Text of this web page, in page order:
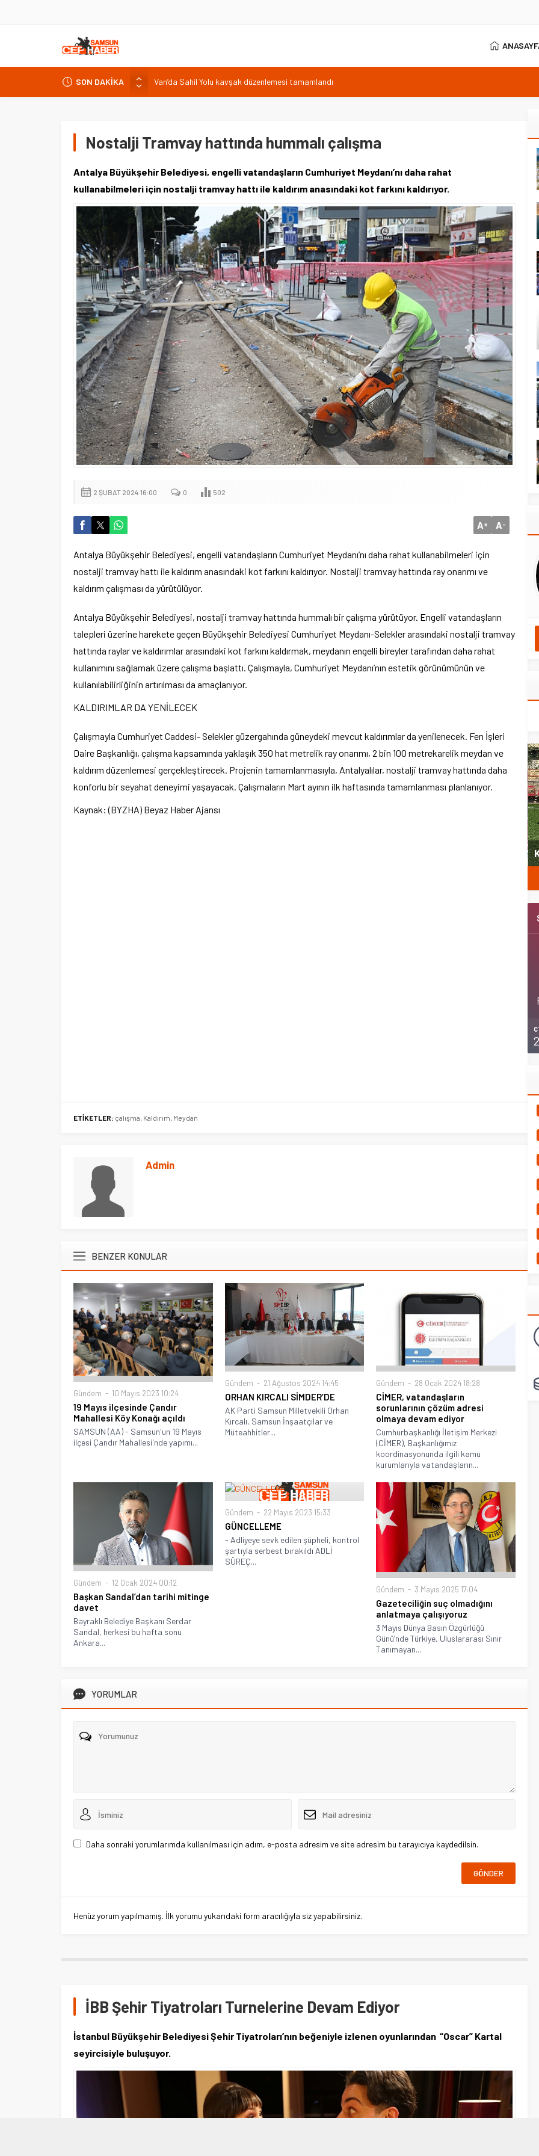
SON DAKİKA
Van’da Sahil Yolu kavşak düzenlemesi tamamlandı
Van Gölü’ne 4 yeni ücretsiz halk plajı yapılacak
Kars’ın tarihi mirası kültür turuyla tanıtıldı
Nostalji Tramvay hattında hummalı çalışma
Antalya Büyükşehir Belediyesi, engelli vatandaşların Cumhuriyet Meydanı’nı daha rahat
kullanabilmeleri için nostalji tramvay hattı ile kaldırım anasındaki kot farkını kaldırıyor.
2 ŞUBAT 2024 16:00 0 502
A+ A-
Antalya Büyükşehir Belediyesi, engelli vatandaşların Cumhuriyet Meydanı’nı daha rahat kullanabilmeleri için
nostalji tramvay hattı ile kaldırım anasındaki kot farkını kaldırıyor. Nostalji tramvay hattında ray onarımı ve
kaldırım çalışması da yürütülüyor.
Antalya Büyükşehir Belediyesi, nostalji tramvay hattında hummalı bir çalışma yürütüyor. Engelli vatandaşların
talepleri üzerine harekete geçen Büyükşehir Belediyesi Cumhuriyet Meydanı-Selekler arasındaki nostalji tramvay
hattında raylar ve kaldırımlar arasındaki kot farkını kaldırmak, meydanın engelli bireyler tarafından daha rahat
kullanımını sağlamak üzere çalışma başlattı. Çalışmayla, Cumhuriyet Meydanı’nın estetik görünümünün ve
kullanılabilirliğinin artırılması da amaçlanıyor.
KALDIRIMLAR DA YENİLECEK
Çalışmayla Cumhuriyet Caddesi- Selekler güzergahında güneydeki mevcut kaldırımlar da yenilenecek. Fen İşleri
Daire Başkanlığı, çalışma kapsamında yaklaşık 350 hat metrelik ray onarımı, 2 bin 100 metrekarelik meydan ve
kaldırım düzenlemesi gerçekleştirecek. Projenin tamamlanmasıyla, Antalyalılar, nostalji tramvay hattında daha
konforlu bir seyahat deneyimi yaşayacak. Çalışmaların Mart ayının ilk haftasında tamamlanması planlanıyor.
Kaynak: (BYZHA) Beyaz Haber Ajansı
ETİKETLER: çalışma, Kaldırım, Meydan
Admin
BENZER KONULAR
Gündem 10 Mayıs 2023 10:24
19 Mayıs ilçesinde Çandır
Mahallesi Köy Konağı açıldı
SAMSUN (AA) - Samsun'un 19 Mayıs
ilçesi Çandır Mahallesi'nde yapımı...
Gündem 21 Ağustos 2024 14:45
ORHAN KIRCALI SİMDER’DE
AK Parti Samsun Milletvekili Orhan
Kırcalı, Samsun İnşaatçılar ve
Müteahhitler...
Gündem 28 Ocak 2024 18:28
CİMER, vatandaşların
sorunlarının çözüm adresi
olmaya devam ediyor
Cumhurbaşkanlığı İletişim Merkezi
(CİMER), Başkanlığımız
koordinasyonunda ilgili kamu
kurumlarıyla vatandaşların...
Gündem 12 Ocak 2024 00:12
Başkan Sandal’dan tarihi mitinge
davet
Bayraklı Belediye Başkanı Serdar
Sandal, herkesi bu hafta sonu
Ankara...
Gündem 22 Mayıs 2023 15:33
GÜNCELLEME
- Adliyeye sevk edilen şüpheli, kontrol
şartıyla serbest bırakıldı ADLİ
SÜREÇ...
Gündem 3 Mayıs 2025 17:04
Gazeteciliğin suç olmadığını
anlatmaya çalışıyoruz
3 Mayıs Dünya Basın Özgürlüğü
Günü’nde Türkiye, Uluslararası Sınır
Tanımayan...
YORUMLAR
Daha sonraki yorumlarımda kullanılması için adım, e-posta adresim ve site adresim bu tarayıcıya kaydedilsin.
Henüz yorum yapılmamış. İlk yorumu yukarıdaki form aracılığıyla siz yapabilirsiniz.
İBB Şehir Tiyatroları Turnelerine Devam Ediyor
İstanbul Büyükşehir Belediyesi Şehir Tiyatroları’nın beğeniyle izlenen oyunlarından “Oscar” Kartal
seyircisiyle buluşuyor.